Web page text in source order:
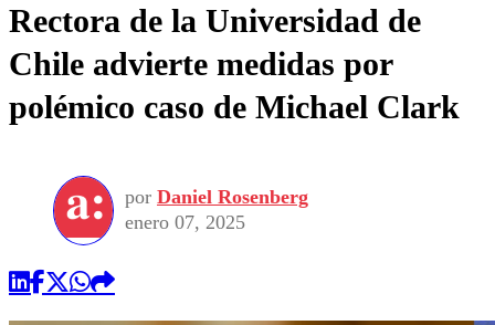
Rectora de la Universidad de
Chile advierte medidas por
polémico caso de Michael Clark
por Daniel Rosenberg
enero 07, 2025